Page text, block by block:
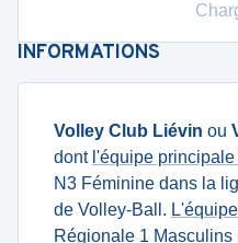
INFORMATIONS
Volley Club Liévin ou
dont l'équipe
N3 Féminine dans la
de Volley-Ball.
Régionale 1